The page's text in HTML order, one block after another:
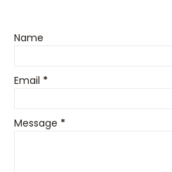
Name
Email *
Message *